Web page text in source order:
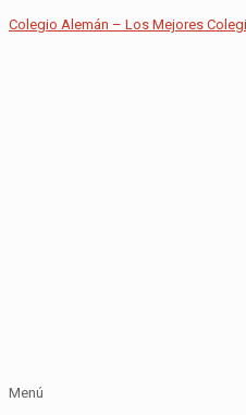
Colegio Alemán – Los Mejores
Menú